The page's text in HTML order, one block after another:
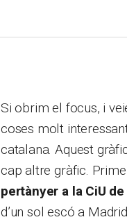
Si obrim el focus, i
coses molt
catalana. Aquest
cap altre gràfic.
pertànyer a la CiU
d’un sol escó a